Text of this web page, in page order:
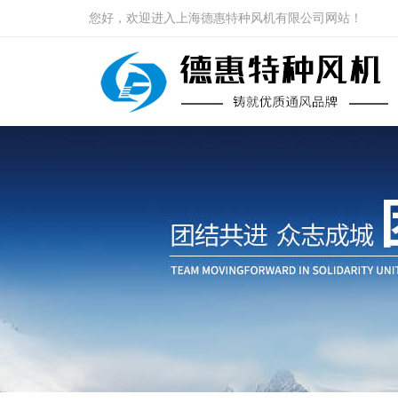
您好，欢迎进入上海德惠特种风机有限公司网站！